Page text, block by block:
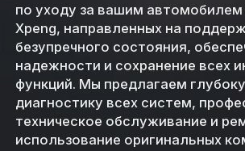
по уходу за вашим автомобилем
Xpeng, направленных на
безупречного состояния,
надежности и сохранение всех
функций. Мы предлагаем
диагностику всех систем,
техническое обслуживание и
использование оригинальных